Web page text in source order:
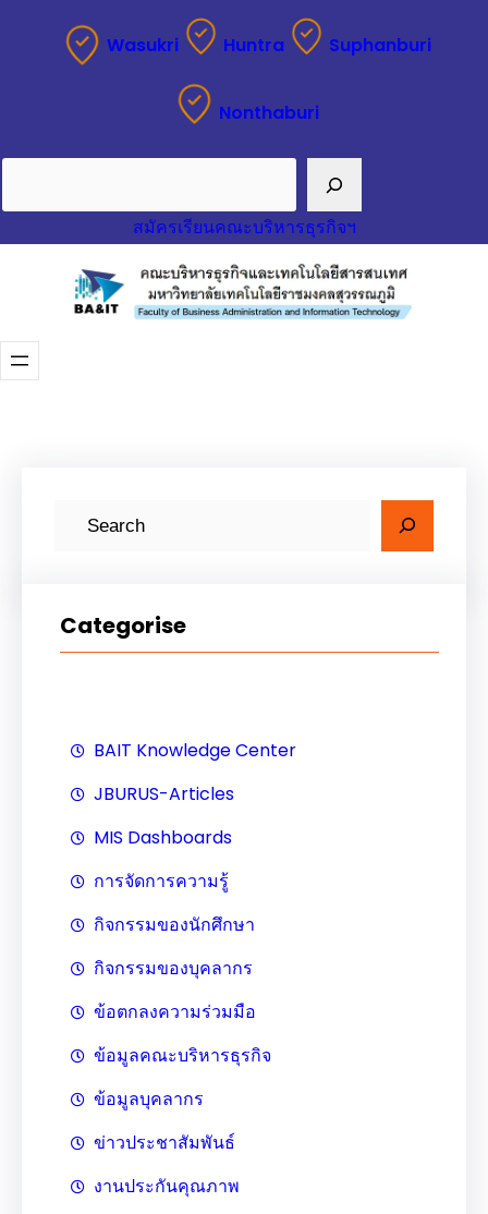
Wasukri Huntra Suphanburi
Nonthaburi
สมัครเรียนคณะบริหารธุรกิจฯ
Categorise
BAIT Knowledge Center
JBURUS-Articles
MIS Dashboards
การจัดการความรู้
กิจกรรมของนักศึกษา
กิจกรรมของบุคลากร
ข้อตกลงความร่วมมือ
ข้อมูลคณะบริหารธุรกิจ
ข้อมูลบุคลากร
ข่าวประชาสัมพันธ์
งานประกันคุณภาพ